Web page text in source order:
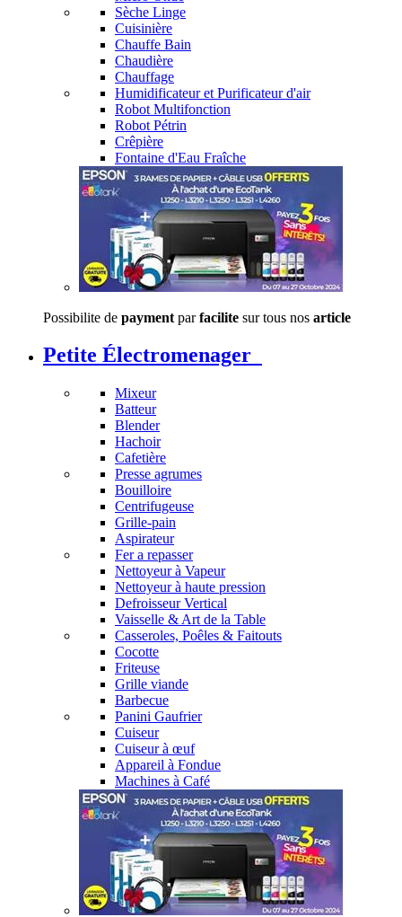
Sèche Linge
Cuisinière
Chauffe Bain
Chaudière
Chauffage
Humidificateur et Purificateur d'air
Robot Multifonction
Robot Pétrin
Crêpière
Fontaine d'Eau Fraîche
Possibilite de payment parfacilite sur tous nos article
Petite Électromenager
Mixeur
Batteur
Blender
Hachoir
Cafetière
Presse agrumes
Bouilloire
Centrifugeuse
Grille-pain
Aspirateur
Fer a repasser
Nettoyeur à Vapeur
Nettoyeur à haute pression
Defroisseur Vertical
Vaisselle & Art de la Table
Casseroles, Poêles & Faitouts
Cocotte
Friteuse
Grille viande
Barbecue
Panini Gaufrier
Cuiseur
Cuiseur à œuf
Appareil à Fondue
Machines à Café